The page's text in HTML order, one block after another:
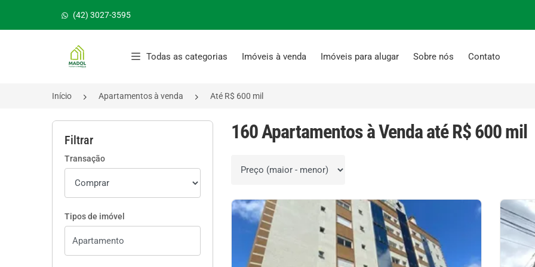
(42) 3027-3595
Página inicial
Todas as categorias Imóveis à venda Imóveis para alugar Sobre nós Contato
Início Apartamentos à venda Até R$ 600 mil
Filtrar
Transação
Tipos de imóvel
160 Apartamentos à Venda até R$ 600 mil
Ordenar por